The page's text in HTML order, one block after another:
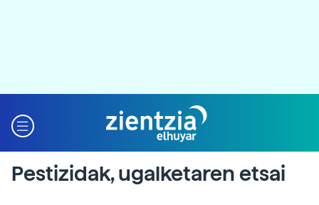
Pestizidak, ugalketaren etsai